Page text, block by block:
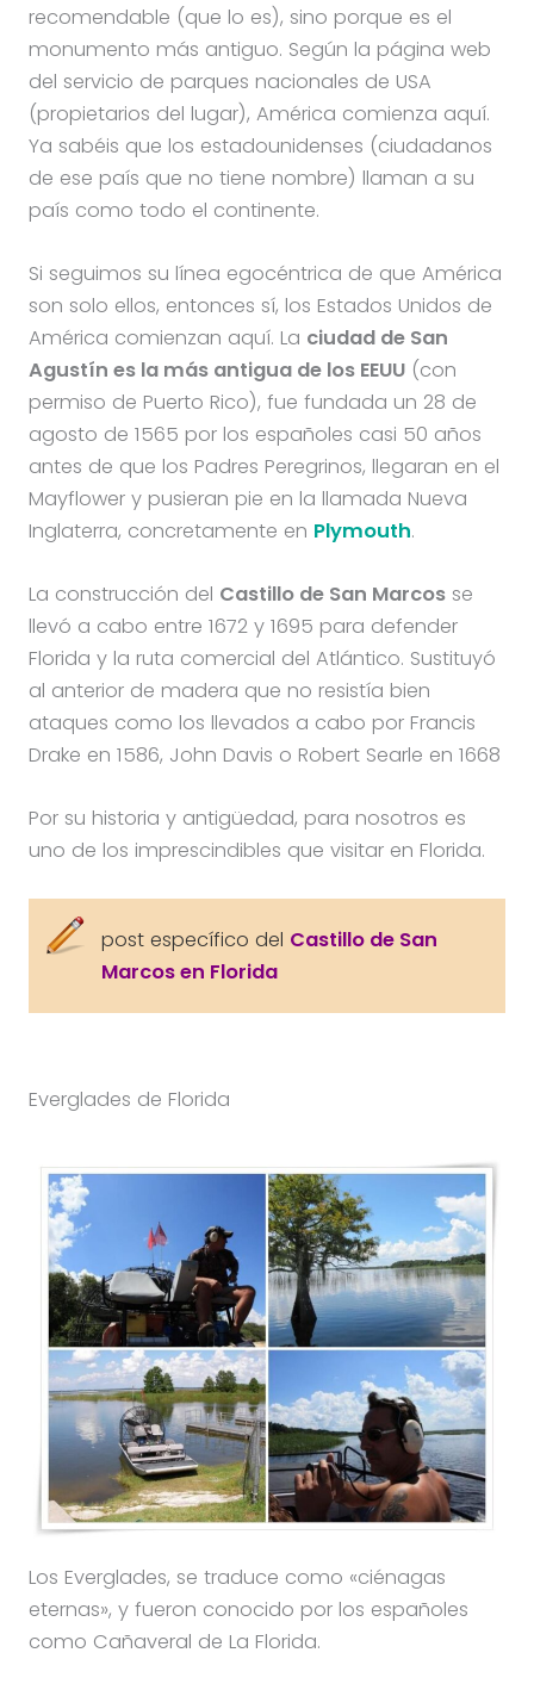
recomendable (que lo es), sino porque es el
monumento más antiguo. Según la página web
del servicio de parques nacionales de USA
(propietarios del lugar), América comienza aquí.
Ya sabéis que los estadounidenses (ciudadanos
de ese país que no tiene nombre) llaman a su
país como todo el continente.
Si seguimos su línea egocéntrica de que América
son solo ellos, entonces sí, los Estados Unidos de
América comienzan aquí. La ciudad de San
Agustín es la más antigua de los EEUU(con
permiso de Puerto Rico), fue fundada un 28 de
agosto de 1565 por los españoles casi 50 años
antes de que los Padres Peregrinos, llegaran en el
Mayflower y pusieran pie en la llamada Nueva
Inglaterra, concretamente en Plymouth.
La construcción del Castillo de San Marcosse
llevó a cabo entre 1672 y 1695 para defender
Florida y la ruta comercial del Atlántico. Sustituyó
al anterior de madera que no resistía bien
ataques como los llevados a cabo por Francis
Drake en 1586, John Davis o Robert Searle en 1668
Por su historia y antigüedad, para nosotros es
uno de los imprescindibles que visitar en Florida.
post específico del Castillo de San
Marcos en Florida
Everglades de Florida
Los Everglades, se traduce como «ciénagas
eternas», y fueron conocido por los españoles
como Cañaveral de La Florida.